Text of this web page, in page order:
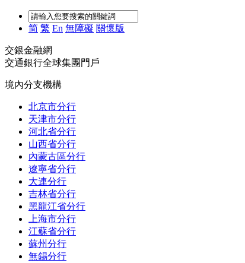
简 繁 En 無障礙 關懷版
交銀金融網
交通銀行全球集團門戶
境內分支機構
北京市分行
天津市分行
河北省分行
山西省分行
內蒙古區分行
遼寧省分行
大連分行
吉林省分行
黑龍江省分行
上海市分行
江蘇省分行
蘇州分行
無錫分行